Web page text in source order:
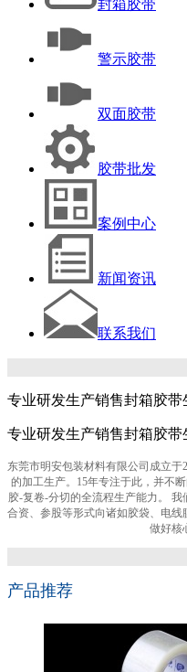
封箱胶带
警示胶带
双面胶带
胶带批发
案例中心
新闻资讯
联系我们
专业研发生产销售封箱胶带
专业研发生产销售封箱胶带
东莞市明安包装材料有限公司成立于
的加工生产。15年专注于此，并不
胶-复卷-分切的全流程生产能力。
合资、参股等形式向诸如胶袋、电
做好核
产品推荐